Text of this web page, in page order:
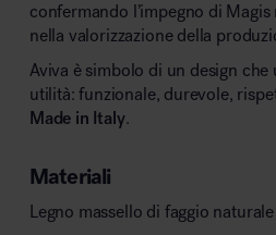
confermando l’impegno di
nella valorizzazione della
Aviva è simbolo di un design che
utilità: funzionale, durevole,
Made in Italy.
Materiali
Legno massello di faggio